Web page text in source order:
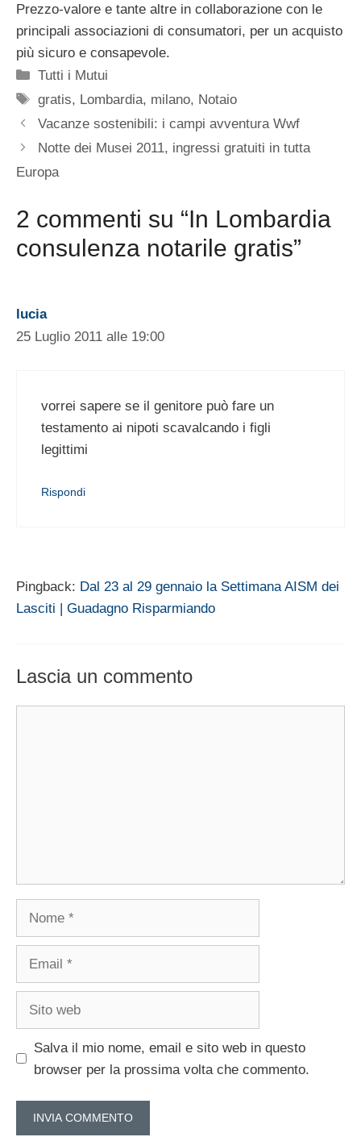
Prezzo-valore e tante altre in collaborazione con le
principali associazioni di consumatori, per un acquisto
più sicuro e consapevole.
Categorie
Tutti i Mutui
Tag
gratis, Lombardia, milano, Notaio
Vacanze sostenibili: i campi avventura Wwf
Notte dei Musei 2011, ingressi gratuiti in tutta
Europa
2 commenti su “In Lombardia
consulenza notarile gratis”
lucia
25 Luglio 2011 alle 19:00
vorrei sapere se il genitore può fare un
testamento ai nipoti scavalcando i figli
legittimi
Rispondi
Pingback: Dal 23 al 29 gennaio la Settimana AISM dei
Lasciti | Guadagno Risparmiando
Lascia un commento
Salva il mio nome, email e sito web in questo
browser per la prossima volta che commento.